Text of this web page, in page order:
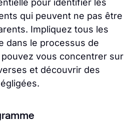
qui peuvent ne pas être
Impliquez tous les
dans le processus de
vous concentrer sur
et découvrir des